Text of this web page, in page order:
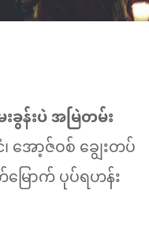
န်းပဲ အမြဲတမ်း
အော့ဇ်ဝစ် ချွေးတပ်
ြောက် ပုပ်ရဟန်း